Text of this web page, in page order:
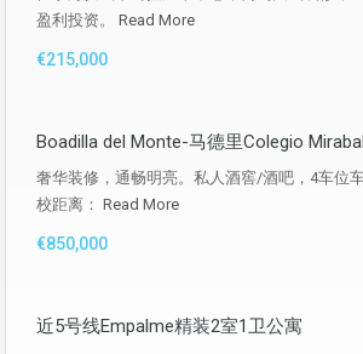
盈利投资。 Read More
€215,000
Boadilla del Monte-马德里Colegio
奢华装修，通畅明亮。私人酒窖/酒吧，4车位
校距离： Read More
€850,000
近5号线Empalme精装2室1卫公寓